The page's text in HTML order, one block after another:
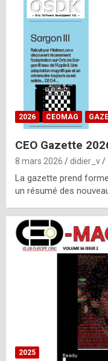
2026 CEOMAG
CEO Gazette
8 mars 2026 didier_v
La gazette prend
un résumé des
2025